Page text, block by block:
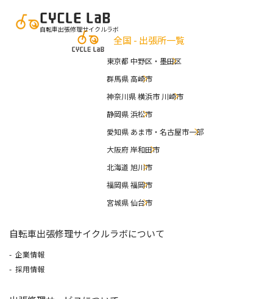
自転車出張修理サイクルラボ
全国 - 出張所一覧
東京都 中野区・墨田区
群馬県 高崎市
神奈川県 横浜市 川崎市
静岡県 浜松市
愛知県 あま市・名古屋市一部
大阪府 岸和田市
北海道 旭川市
福岡県 福岡市
宮城県 仙台市
自転車出張修理サイクルラボについて
企業情報
採用情報